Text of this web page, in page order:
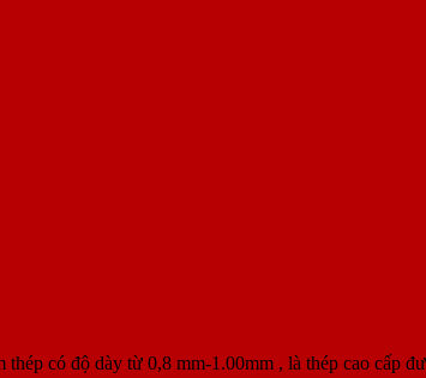
4C.16
có độ dày từ 0,8 mm-1.00mm , là thép cao cấp